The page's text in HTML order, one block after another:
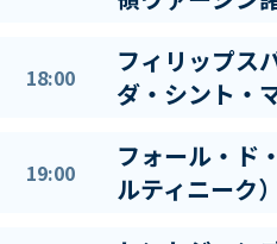
18:00
フィリップス
ダ・シント・
19:00
フォール・ド
ルティニーク